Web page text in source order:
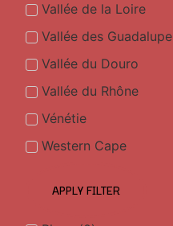
Vallée de la Loire
Vallée des Guadalupe
Vallée du Douro
Vallée du Rhône
Vénétie
Western Cape
APPLY FILTER